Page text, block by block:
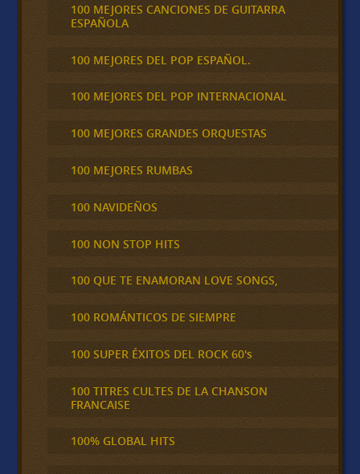
100 MEJORES CANCIONES DE GUITARRA
ESPAÑOLA
100 MEJORES DEL POP ESPAÑOL.
100 MEJORES DEL POP INTERNACIONAL
100 MEJORES GRANDES ORQUESTAS
100 MEJORES RUMBAS
100 NAVIDEÑOS
100 NON STOP HITS
100 QUE TE ENAMORAN LOVE SONGS,
100 ROMÁNTICOS DE SIEMPRE
100 SUPER ÉXITOS DEL ROCK 60's
100 TITRES CULTES DE LA CHANSON
FRANCAISE
100% GLOBAL HITS